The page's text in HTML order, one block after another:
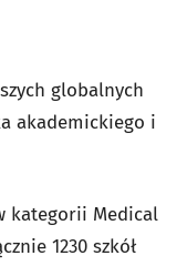
globalnych
akademickiego i
kategorii Medical
1230 szkół